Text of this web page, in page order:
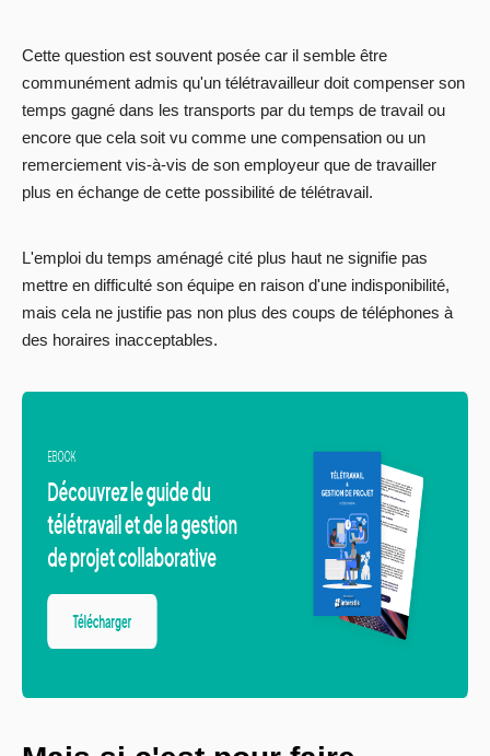
Cette question est souvent posée car il semble être
communément admis qu'un télétravailleur doit compenser son
temps gagné dans les transports par du temps de travail ou
encore que cela soit vu comme une compensation ou un
remerciement vis-à-vis de son employeur que de travailler
plus en échange de cette possibilité de télétravail.
L'emploi du temps aménagé cité plus haut ne signifie pas
mettre en difficulté son équipe en raison d'une indisponibilité,
mais cela ne justifie pas non plus des coups de téléphones à
des horaires inacceptables.